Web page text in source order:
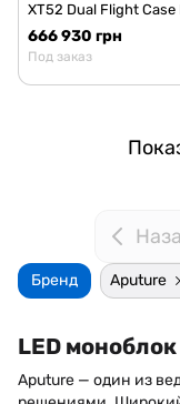
XT52 Dual Flight Case
(BLAIR)
666 930 грн
Под заказ
LED
Aputure — один из
Бренд Aputure